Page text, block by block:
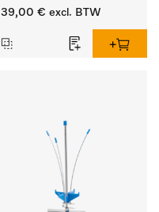
lengte 275 mm.
39,00 € excl. BTW